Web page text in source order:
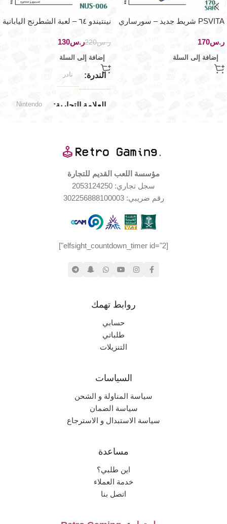
PSVITA شريط جديد – سورساري
ر.س
إضافة إلى السلة
نينتيندو ٦٤ – لعبة الشطرنج اليابانية
ر.س220ر.س130
إضافة إلى السلة
الندرة نادر
العلامة التجارية Nintendo
حالة المنتج
حالة العلبة
مؤسسة اللعب القديم للتجارة
سجل تجاري: 2053124250
رقم ضريبي: 302256888100003
[elfsight_countdown_timer id="2"]
روابط تهمك
حسابي
طلباتي
التنزيلات
السياسات
سياسة المناولة و الشحن
سياسة الضمان
سياسة الاستبدال و الاسترجاع
مساعدة
اين طلبي؟
خدمة العملاء
اتصل بنا